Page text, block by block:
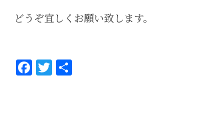
どうぞ宜しくお願い致します。
Fa T